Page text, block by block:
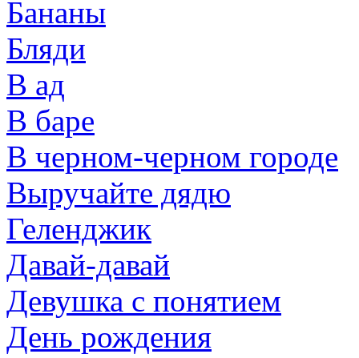
Бананы
Бляди
В ад
В баре
В черном-черном городе
Выручайте дядю
Геленджик
Давай-давай
Девушка с понятием
День рождения